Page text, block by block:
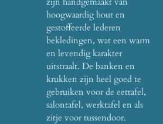
hoogwaardig hout en
gestoffeerde lederen
bekledingen, wat een warm
en levendig karakter
uitstraalt. De banken en
krukken zijn heel goed te
gebruiken voor de eettafel,
salontafel, werktafel en als
zitje voor tussendoor.